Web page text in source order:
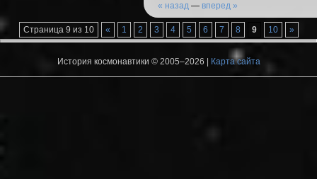
« назад— вперед »
Страница 9 из 10 « 1 2 3 4 5 6 7 8 9 10 »
История космонавтики © 2005–2026 | Карта сайта